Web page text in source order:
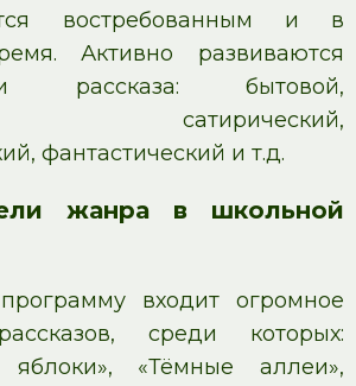
востребованным и в
Активно развиваются
рассказа: бытовой,
сатирический,
фантастический и т.д.
жанра в школьной
входит огромное
среди которых:
яблоки», «Тёмные аллеи»,